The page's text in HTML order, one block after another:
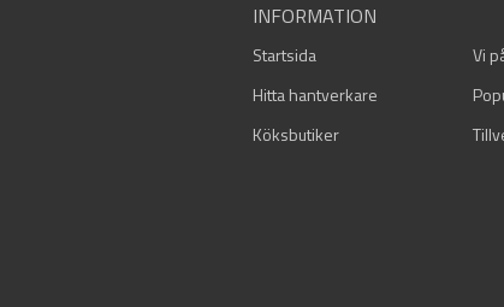
INFORMATION
Startsida Vi
Hitta hantverkare
Köksbutiker